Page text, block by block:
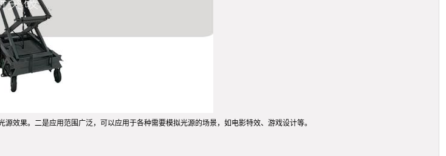
效果。二是应用范围广泛，可以应用于各种需要模拟光源的场景，如电影特效、游戏设计等。